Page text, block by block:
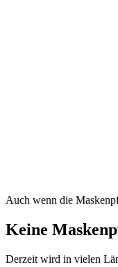
Auch wenn die
Keine
Derzeit wird in vielen